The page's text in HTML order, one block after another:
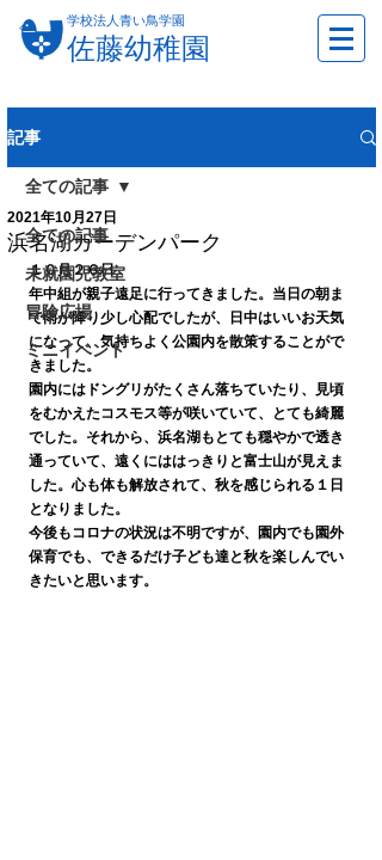
佐藤幼稚園
学校法人青い鳥学園
記事
全ての記事
未就園児教室
冒険広場
ミニイベント
全ての記事
浜名湖ガーデンパーク
2021年10月27日
１０月２６日
年中組が親子遠足に行ってきました。当日の朝ま
で雨が降り少し心配でしたが、日中はいいお天気
になって、気持ちよく公園内を散策することがで
きました。
園内にはドングリがたくさん落ちていたり、見頃
をむかえたコスモス等が咲いていて、とても綺麗
でした。それから、浜名湖もとても穏やかで透き
通っていて、遠くにははっきりと富士山が見えま
した。心も体も解放されて、秋を感じられる１日
となりました。
今後もコロナの状況は不明ですが、園内でも園外
保育でも、できるだけ子ども達と秋を楽しんでい
きたいと思います。